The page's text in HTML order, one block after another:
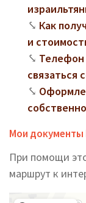
Как
и
Телефон
связаться
Мои документы
При помощи
маршрут к